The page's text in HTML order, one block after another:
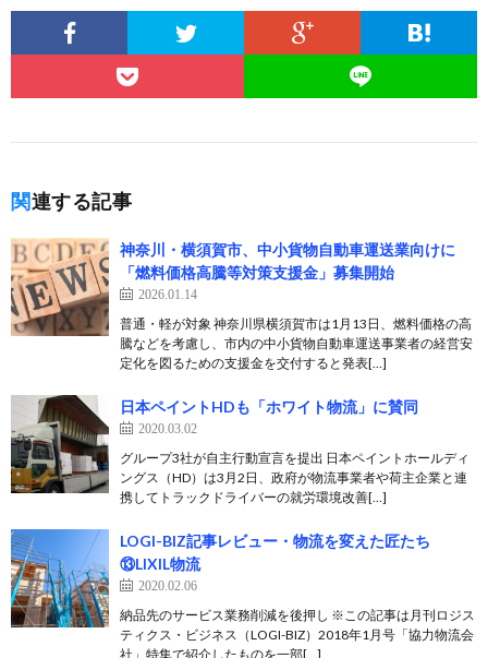
関連する記事
神奈川・横須賀市、中小貨物自動車運送業向けに
「燃料価格高騰等対策支援金」募集開始
2026.01.14
普通・軽が対象 神奈川県横須賀市は1月13日、燃料価格の高
騰などを考慮し、市内の中小貨物自動車運送事業者の経営安
定化を図るための支援金を交付すると発表[…]
日本ペイントHDも「ホワイト物流」に賛同
2020.03.02
グループ3社が自主行動宣言を提出 日本ペイントホールディ
ングス（HD）は3月2日、政府が物流事業者や荷主企業と連
携してトラックドライバーの就労環境改善[…]
LOGI-BIZ記事レビュー・物流を変えた匠たち
⑬LIXIL物流
2020.02.06
納品先のサービス業務削減を後押し ※この記事は月刊ロジス
ティクス・ビジネス（LOGI-BIZ）2018年1月号「協力物流会
社」特集で紹介したものを一部[…]